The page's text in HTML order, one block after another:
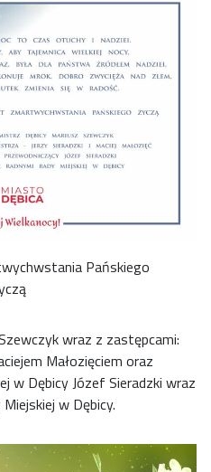
Pańskiego
wraz z zastępcami:
Małozięciem oraz
w Dębicy Józef Sieradzki wraz
w Dębicy.